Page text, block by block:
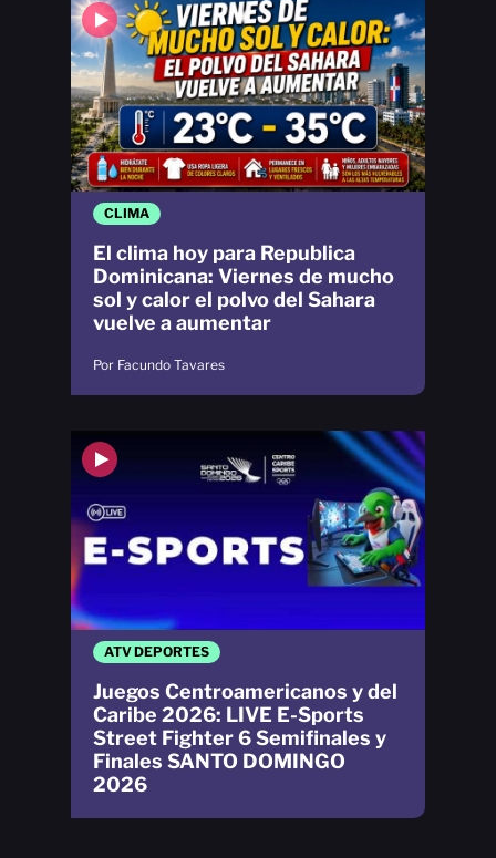
ATV DEPORTES
Juegos Centroamericanos y del
Caribe 2026: LIVE E-Sports
Street Fighter 6 Semifinales y
Finales SANTO DOMINGO
2026
CLIMA
El clima hoy para Republica
Dominicana: Viernes de mucho
sol y calor el polvo del Sahara
vuelve a aumentar
Por Facundo Tavares